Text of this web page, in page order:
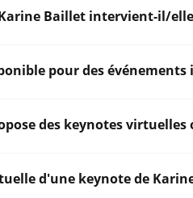
Baillet intervient-il/
pour des
des keynotes virtuelles
d'une keynote de